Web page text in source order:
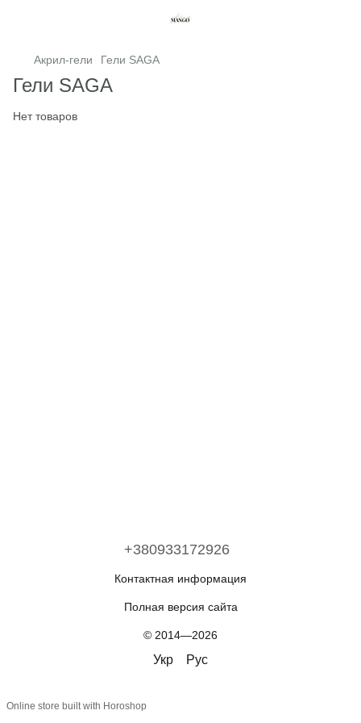
Акрил-гели Гели SAGA
Гели SAGA
Нет товаров
+380933172926
Контактная информация
Полная версия сайта
© 2014—2026
Укр Рус
Online store built with Horoshop